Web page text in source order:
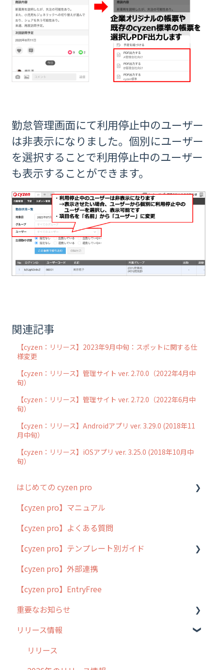
勤怠管理画面にて利用停止中のユーザー
は非表示になりました。個別にユーザー
を選択することで利用停止中のユーザー
も表示することができます。
関連記事
【cyzen：リリース】2023年9月中旬：スポットに関する仕
様変更
【cyzen：リリース】管理サイト ver. 2.70.0（2022年4月中
旬）
【cyzen：リリース】管理サイト ver. 2.72.0（2022年6月中
旬）
【cyzen：リリース】Androidアプリ ver. 3.29.0 (2018年11
月中旬）
【cyzen：リリース】iOSアプリ ver. 3.25.0 (2018年10月中
旬）
はじめての cyzen pro
cyzen pro とは？
簡易マニュアル
cyzen proの位置情報取得について
用語集
よくある質問
【cyzen pro】マニュアル
【cyzen pro】よくある質問
【cyzen pro】テンプレート別ガイド
ポスティング
ラウンダー
メンテナンス
外廻り営業
清掃
【cyzen pro】外部連携
【cyzen pro】EntryFree
重要なお知らせ
過去の重要なお知らせ
障害情報
リリース情報
リリース